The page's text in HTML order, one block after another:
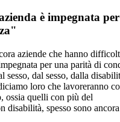
è impegnata per
aziende che hanno
per una parità di
sesso, dal sesso, dalla
loro che lavoreranno
ossia quelli con più del
disabilità, spesso sono